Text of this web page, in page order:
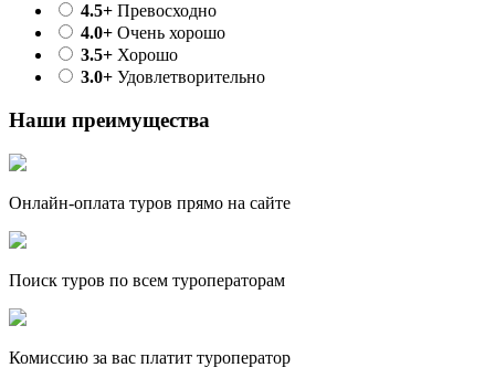
4.5+ Превосходно
4.0+ Очень хорошо
3.5+ Хорошо
3.0+ Удовлетворительно
Наши преимущества
Онлайн-оплата туров прямо на сайте
Поиск туров по всем туроператорам
Комиссию за вас платит туроператор